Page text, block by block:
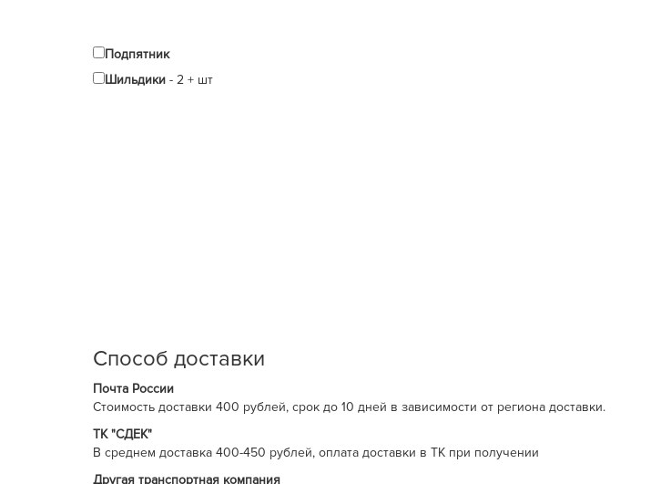
Подпятник
Шильдики - 2 + шт
Способ доставки
Почта России
Cтоимость доставки 400 рублей, срок до 10 дней в зависимости от региона доставки.
ТК "СДЕК"
В среднем доставка 400-450 рублей, оплата доставки в ТК при получении
Другая транспортная компания